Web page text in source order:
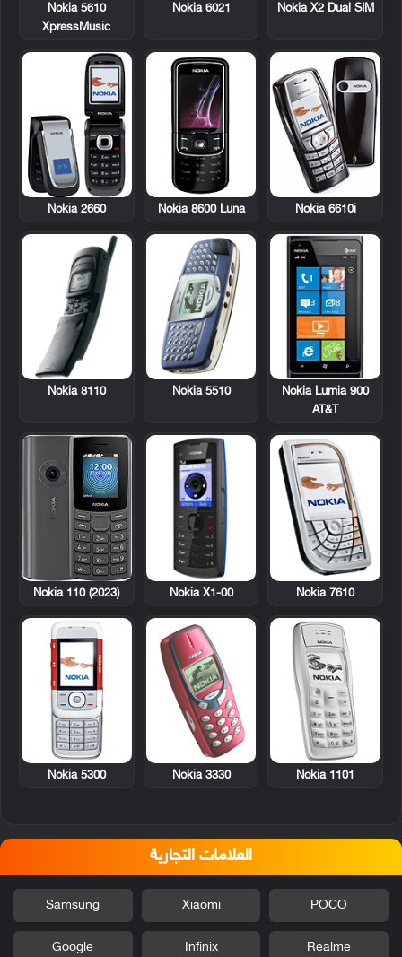
Nokia X2 Dual SIM
Nokia 6021
Nokia 5610
XpressMusic
Nokia 6610i
Nokia 8600 Luna
Nokia 2660
Nokia Lumia 900
AT&T
Nokia 5510
Nokia 8110
Nokia 7610
Nokia X1-00
Nokia 110 (2023)
Nokia 1101
Nokia 3330
Nokia 5300
العلامات التجارية
POCO
Xiaomi
Samsung
Realme
Infinix
Google